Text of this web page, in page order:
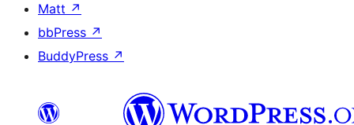
Matt ↗
bbPress ↗
BuddyPress ↗